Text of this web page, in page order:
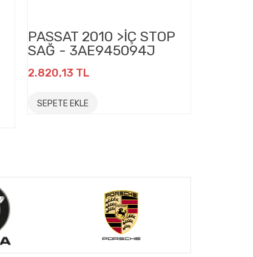
PASSAT 2010 >İÇ STOP
SAĞ - 3AE945094J
2.820,13 TL
SEPETE EKLE